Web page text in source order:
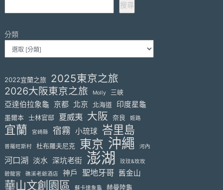
搜尋
分類
2022宜蘭之旅 2025東京之旅
2026大阪東京之旅 Molly 三峽
亞達伯拉象龜 京都 北京 北海道 印度星龜
墨爾本 士林官邸 夏威夷 大阪 奈良 姬路
宜蘭 宮崎縣 宿霧 小琉球 峇里島
普羅旺斯村 杜布羅夫尼克 東京 沖繩 河內
河口湖 淡水 深坑老街 澎湖
玟玟&玫玫
碧龍宮
礁溪老爺酒店 神戶 聖地牙哥 舊金山
華山文創園區 蘇卡達象龜 赫曼陸龜